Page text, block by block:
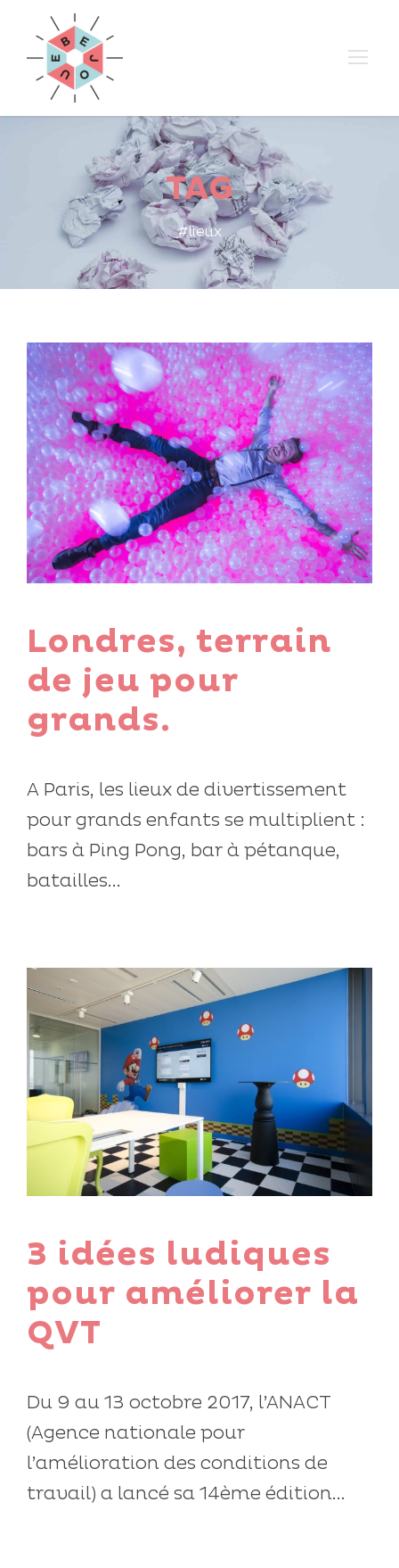
TAG
#lieux
Londres, terrain
de jeu pour
grands.
A Paris, les lieux de divertissement
pour grands enfants se multiplient :
bars à Ping Pong, bar à pétanque,
batailles...
3 idées ludiques
pour améliorer la
QVT
Du 9 au 13 octobre 2017, l’ANACT
(Agence nationale pour
l’amélioration des conditions de
travail) a lancé sa 14ème édition...